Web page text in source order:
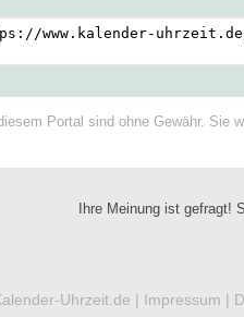
Portal sind ohne Gewähr. Sie
Ihre Meinung ist gefragt!
Uhrzeit.de | Impressum |